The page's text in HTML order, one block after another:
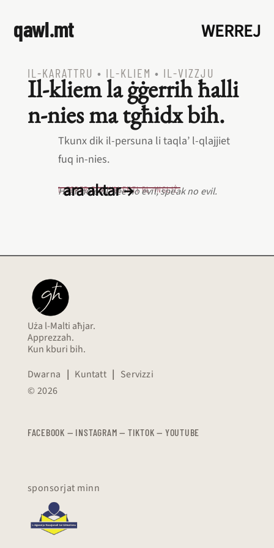
qawl.mt WERREJ
IL‑KARATTRU • IL‑KLIEM • IL‑VIZZJU
Il‑kliem la ġġerrih ħalli
n‑nies ma tgħidx bih.
Tkunx dik il‑persuna li taqla’ l‑qlajjiet
fuq in‑nies.
L‑EQREB EKWIVALENTI BL‑INGLIŻ
Hear no evil, see no evil, speak no evil.
ara aktar →
Uża l-Malti aħjar.
Apprezzah.
Kun kburi bih.
Dwarna | Kuntatt | Servizzi
© 2026
FACEBOOK — INSTAGRAM — TIKTOK — YOUTUBE
sponsorjat minn